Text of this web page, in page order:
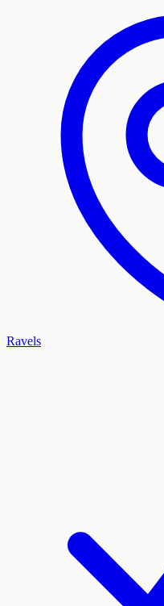
Ravels